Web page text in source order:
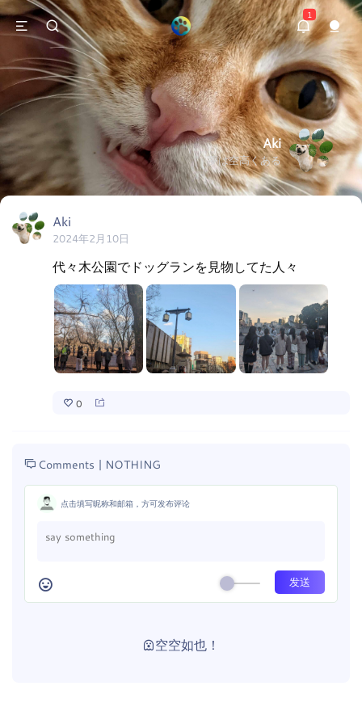
1
Aki
夢は空高くある
Aki
2024年2月10日
代々木公園でドッグランを見物してた人々
0
Comments | NOTHING
点击填写昵称和邮箱，方可发布评论
空空如也！